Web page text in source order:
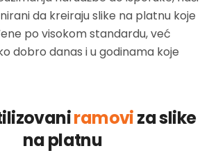
da kreiraju slike na platnu koje
po visokom standardu, već
dobro danas i u godinama koje
ramoviza slike
na platnu